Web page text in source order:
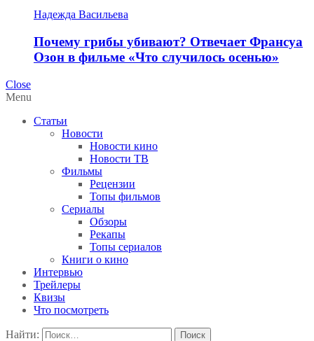
Надежда Васильева
Почему грибы убивают? Отвечает Франсуа
Озон в фильме «Что случилось осенью»
Close
Menu
Статьи
Новости
Новости кино
Новости ТВ
Фильмы
Рецензии
Топы фильмов
Сериалы
Обзоры
Рекапы
Топы сериалов
Книги о кино
Интервью
Трейлеры
Квизы
Что посмотреть
Найти: